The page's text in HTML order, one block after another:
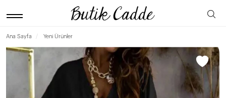
Ana Sayfa Yeni Ürünler